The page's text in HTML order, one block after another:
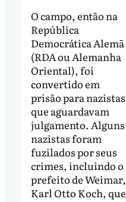
O campo, então na
República
Democrática Alemã
(RDA ou Alemanha
Oriental), foi
convertido em
prisão para nazistas
que aguardavam
julgamento. Alguns
nazistas foram
fuzilados por seus
crimes, incluindo o
prefeito de Weimar,
Karl Otto Koch, que